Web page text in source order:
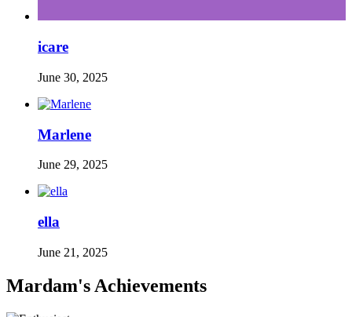
icare
June 30, 2025
Marlene
June 29, 2025
ella
June 21, 2025
Mardam's Achievements